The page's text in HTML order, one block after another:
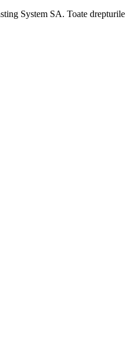
System SA. Toate drepturile